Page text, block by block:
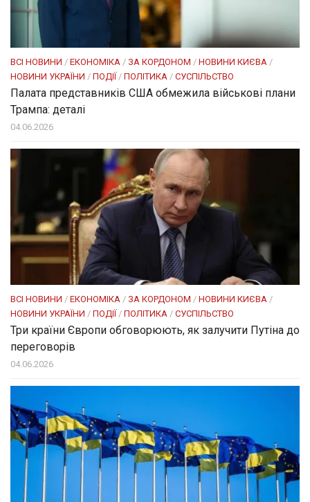
ВСІ НОВИНИ / ЕКОНОМІКА / ЗА КОРДОНОМ / НОВИНИ КИЄВА /
НОВИНИ УКРАЇНИ / ПОДІЇ / ПОЛІТИКА / СУСПІЛЬСТВО
Палата представників США обмежила військові плани
Трампа: деталі
04.06.2026
ВСІ НОВИНИ / ЕКОНОМІКА / ЗА КОРДОНОМ / НОВИНИ КИЄВА /
НОВИНИ УКРАЇНИ / ПОДІЇ / ПОЛІТИКА / СУСПІЛЬСТВО
Три країни Європи обговорюють, як залучити Путіна до
переговорів
04.06.2026